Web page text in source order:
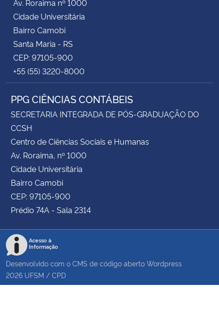
Av. Roraima nº 1000
Cidade Universitária
Bairro Camobi
Santa Maria - RS
CEP: 97105-900
+55 (55) 3220-8000
PPG CIÊNCIAS CONTÁBEIS
SECRETARIA INTEGRADA DE PÓS-GRADUAÇÃO DO
CCSH
Centro de Ciências Sociais e Humanas
Av. Roraima, nº 1000
Cidade Universitária
Bairro Camobi
CEP: 97105-900
Prédio 74A - Sala 2314
Acesso à
Informação
Desenvolvido com o CMS de código aberto Wordpress
2026 UFSM / CPD